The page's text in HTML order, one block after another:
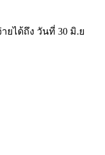
ยได้ถึง วันที่ 30 มิ.ย